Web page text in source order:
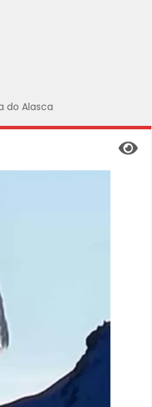
do Alasca